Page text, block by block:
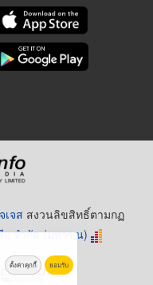
เจส สงวนลิขสิทธิ์ตามกฏ
ย จำกัด (มหาชน)
ตั้งค่าคุกกี้ ยอมรับ